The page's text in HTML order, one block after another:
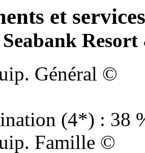
et
Resort
Général ©
(4*) : 38
Famille ©